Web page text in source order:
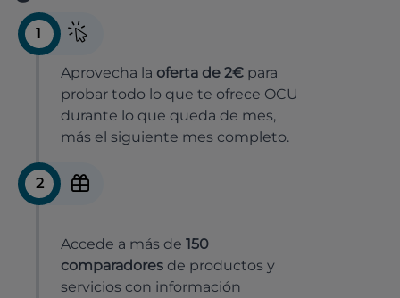
1
Aprovecha la oferta de 2€ para
probar todo lo que te ofrece OCU
durante lo que queda de mes,
más el siguiente mes completo.
2
Accede a más de 150
comparadores de productos y
servicios con información